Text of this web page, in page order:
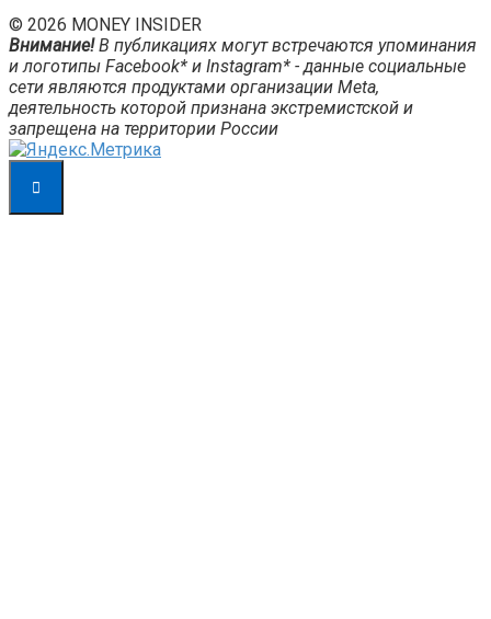
© 2026 MONEY INSIDER
Внимание!В публикациях могут встречаются упоминания
и логотипы Facebook* и Instagram* - данные социальные
сети являются продуктами организации Meta,
деятельность которой признана экстремистской и
запрещена на территории России